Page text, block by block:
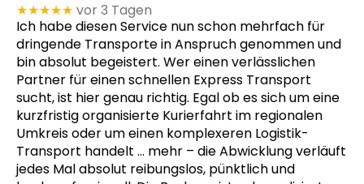
★★★★★ vor 3 Tagen
Ich habe diesen Service nun schon mehrfach für
dringende Transporte in Anspruch genommen und
bin absolut begeistert. Wer einen verlässlichen
Partner für einen schnellen Express Transport
sucht, ist hier genau richtig. Egal ob es sich um eine
kurzfristig organisierte Kurierfahrt im regionalen
Umkreis oder um einen komplexeren Logistik-
Transport handelt … mehr – die Abwicklung verläuft
jedes Mal absolut reibungslos, pünktlich und